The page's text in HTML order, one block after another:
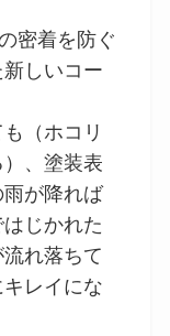
密着を防ぐ
しいコー
（ホコリ
、塗装表
が降れば
じかれた
れ落ちて
レイにな